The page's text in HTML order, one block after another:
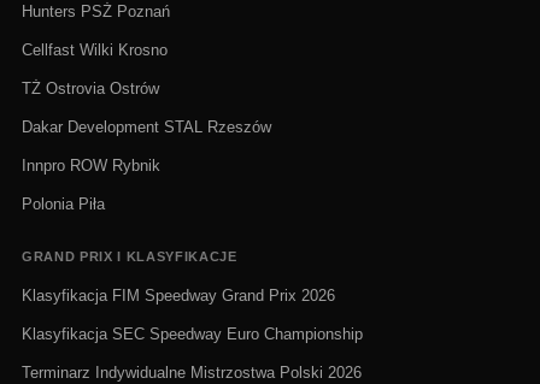
Hunters PSŻ Poznań
Cellfast Wilki Krosno
TŻ Ostrovia Ostrów
Dakar Development STAL Rzeszów
Innpro ROW Rybnik
Polonia Piła
GRAND PRIX I KLASYFIKACJE
Klasyfikacja FIM Speedway Grand Prix 2026
Klasyfikacja SEC Speedway Euro Championship
Terminarz Indywidualne Mistrzostwa Polski 2026